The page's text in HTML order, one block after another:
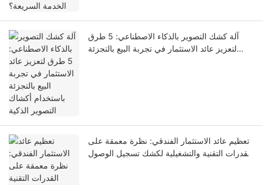
آلة كشك التصوير بالذكاء الاصطناعي: 5 طرق
لتعزيز عائد الاستثمار في تجربة البيع بالتجزئة
تعظيم عائد الاستثمار الفندقي: نظرة معمقة على
القدرات التقنية والتشغيلية لكشك تسجيل الوصول